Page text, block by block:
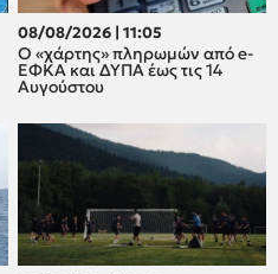
08/08/2026 | 11:05
Ο «χάρτης» πληρωμών από e-
ΕΦΚΑ και ΔΥΠΑ έως τις 14
Αυγούστου